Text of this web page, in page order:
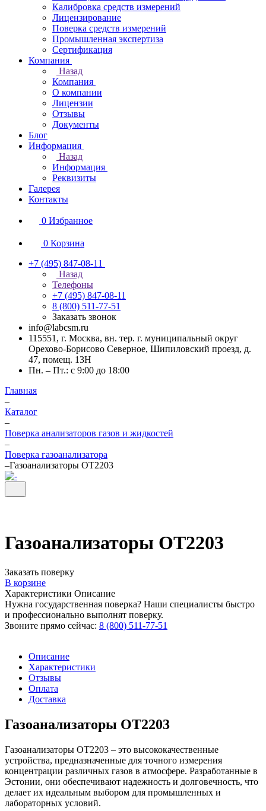
Калибровка средств измерений
Лицензирование
Поверка средств измерений
Промышленная экспертиза
Сертификация
Компания
Назад
Компания
О компании
Лицензии
Отзывы
Документы
Блог
Информация
Назад
Информация
Реквизиты
Галерея
Контакты
0 Избранное
0 Корзина
+7 (495) 847-08-11
Назад
Телефоны
+7 (495) 847-08-11
8 (800) 511-77-51
Заказать звонок
info@labcsm.ru
115551, г. Москва, вн. тер. г. муниципальный округ
Орехово-Борисово Северное, Шипиловский проезд, д.
47, помещ. 13Н
Пн. – Пт.: с 9:00 до 18:00
Главная
–
Каталог
–
Поверка анализаторов газов и жидкостей
–
Поверка газоанализатора
–Газоанализаторы ОТ2203
Газоанализаторы ОТ2203
Заказать поверку
В корзине
Характеристики Описание
Нужна государственная поверка? Наши специалисты быстро
и профессионально выполнят поверку.
Звоните прямо сейчас: 8 (800) 511-77-51
Описание
Характеристики
Отзывы
Оплата
Доставка
Газоанализаторы ОТ2203
Газоанализаторы ОТ2203 – это высококачественные
устройства, предназначенные для точного измерения
концентрации различных газов в атмосфере. Разработанные в
Эстонии, они обеспечивают надежность и долговечность, что
делает их идеальным выбором для промышленных и
лабораторных условий.